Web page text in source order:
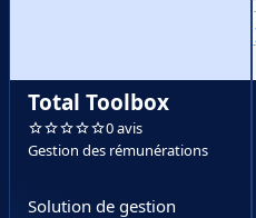
Total Toolbox
0 avis
Gestion des rémunérations
Solution de gestion